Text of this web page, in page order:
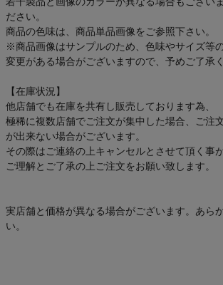
ださい。
商品の色味は、商品単品画像をご参照下さい。
※商品画像はサンプルのため、色味やサイズ等
変更がある場合がございますので、予めご了承く
【在庫状況】
他店舗でも在庫を共有し販売しております為、
極稀に複数店舗でご注文が集中した場合、ご注
が出来ない場合がございます。
その際はご連絡の上キャンセルとさせて頂く事
ご理解とご了承の上ご注文をお願い致します。
実店舗と価格が異なる場合がございます。あら
い。